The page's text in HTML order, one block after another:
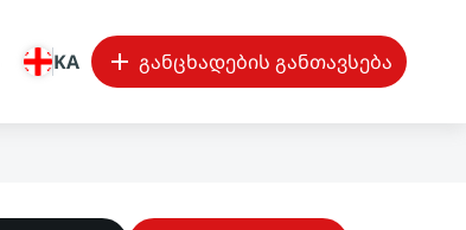
KA განცხადების განთავსება